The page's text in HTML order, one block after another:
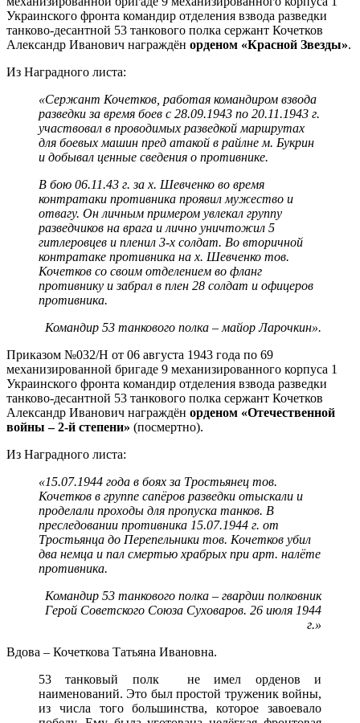
Украинского фронта командир отделения взвода разведки
танково-десантной 53 танкового полка сержант Кочетков
Александр Иванович награждён орденом «Красной Звезды».
Из Наградного листа:
«Сержант Кочетков, работая командиром взвода
разведки за время боев с 28.09.1943 по 20.11.1943 г.
участвовал в проводимых разведкой маршрутах
для боевых машин пред атакой в райлне м. Букрин
и добывал ценные сведения о противнике.
В бою 06.11.43 г. за х. Шевченко во время
контратаки противника проявил мужество и
отвагу. Он личным примером увлекал группу
разведчиков на врага и лично уничтожил 5
гитлеровцев и пленил 3-х солдат. Во вторичной
контратаке противника на х. Шевченко тов.
Кочетков со своим отделением во фланг
противнику и забрал в плен 28 солдат и офицеров
противника.
Командир 53 танкового полка – майор Ларочкин».
Приказом №032/Н от 06 августа 1943 года по 69
механизированной бригаде 9 механизированного корпуса 1
Украинского фронта командир отделения взвода разведки
танково-десантной 53 танкового полка сержант Кочетков
Александр Иванович награждён орденом «Отечественной
войны – 2-й степени» (посмертно).
Из Наградного листа:
«15.07.1944 года в боях за Тростьянец тов.
Кочетков в группе сапёров разведки отыскали и
проделали проходы для пропуска танков. В
преследовании противника 15.07.1944 г. от
Тростьянца до Перепельники тов. Кочетков убил
два немца и пал смертью храбрых при арт. налёте
противника.
Командир 53 танкового полка – гвардии полковник
Герой Советского Союза Суховаров. 26 июля 1944
г.»
Вдова – Кочеткова Татьяна Ивановна.
53 танковый полк не имел орденов и
наименований. Это был простой труженик войны,
из числа того большинства, которое завоевало